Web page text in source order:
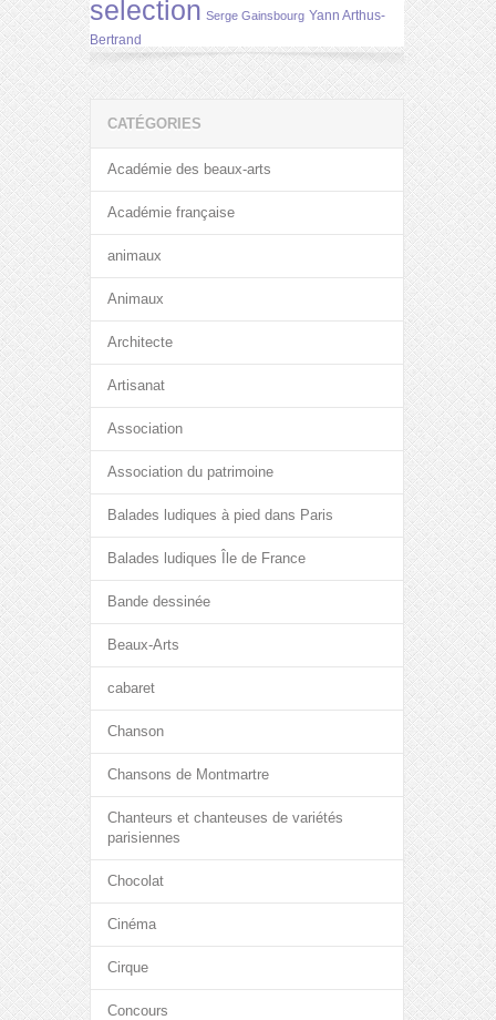
selection Serge Gainsbourg Yann Arthus-
Bertrand
CATÉGORIES
Académie des beaux-arts
Académie française
animaux
Animaux
Architecte
Artisanat
Association
Association du patrimoine
Balades ludiques à pied dans Paris
Balades ludiques Île de France
Bande dessinée
Beaux-Arts
cabaret
Chanson
Chansons de Montmartre
Chanteurs et chanteuses de variétés
parisiennes
Chocolat
Cinéma
Cirque
Concours